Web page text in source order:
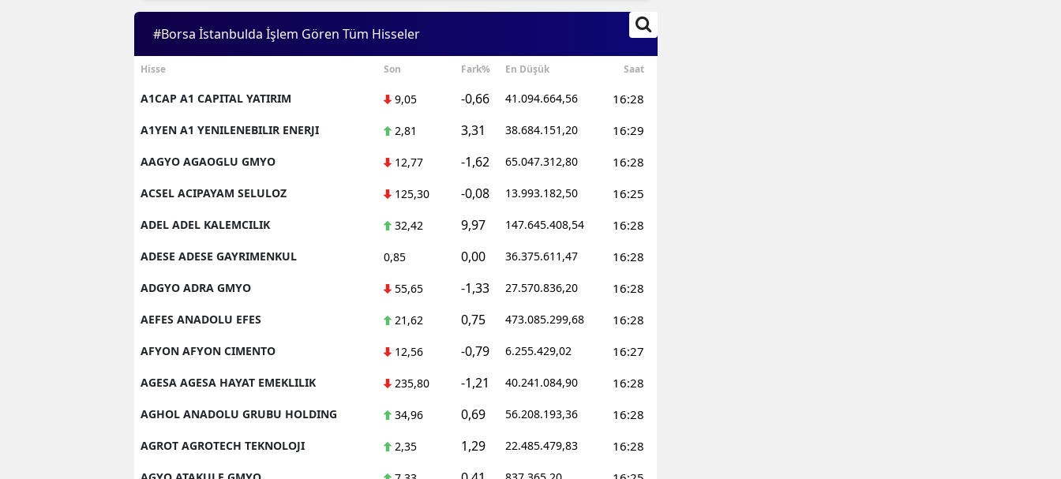
Edirne
İstanbul
İzmir
Kars
#Borsa İstanbulda İşlem Gören Tüm Hisseler
Hisse Son Fark% En Düşük Saat
A1CAP A1 CAPITAL YATIRIM 9,05 -0,66 41.094.664,56 16:28
A1YEN A1 YENILENEBILIR ENERJI 2,81 3,31 38.684.151,20 16:29
AAGYO AGAOGLU GMYO 12,77 -1,62 65.047.312,80 16:28
ACSEL ACIPAYAM SELULOZ 125,30 -0,08 13.993.182,50 16:25
ADEL ADEL KALEMCILIK 32,42 9,97 147.645.408,54 16:28
ADESE ADESE GAYRIMENKUL 0,85 0,00 36.375.611,47 16:28
ADGYO ADRA GMYO 55,65 -1,33 27.570.836,20 16:28
AEFES ANADOLU EFES 21,62 0,75 473.085.299,68 16:28
AFYON AFYON CIMENTO 12,56 -0,79 6.255.429,02 16:27
AGESA AGESA HAYAT EMEKLILIK 235,80 -1,21 40.241.084,90 16:28
AGHOL ANADOLU GRUBU HOLDING 34,96 0,69 56.208.193,36 16:28
AGROT AGROTECH TEKNOLOJI 2,35 1,29 22.485.479,83 16:28